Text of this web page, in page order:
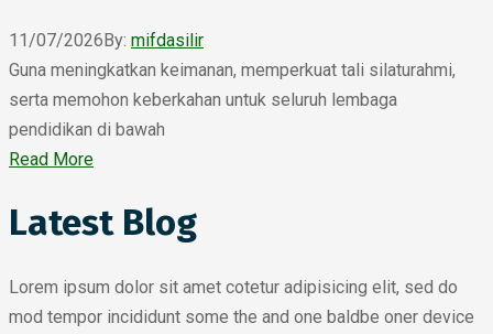
11/07/2026By: mifdasilir
Guna meningkatkan keimanan, memperkuat tali silaturahmi,
serta memohon keberkahan untuk seluruh lembaga
pendidikan di bawah
Read More
Latest Blog
Lorem ipsum dolor sit amet cotetur adipisicing elit, sed do
mod tempor incididunt some the and one baldbe oner device